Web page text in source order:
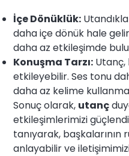
İçe Dönüklük:
daha içe dönük hale
daha az etkileşimde
Konuşma Tarzı: Utanç,
etkileyebilir. Ses tonu
daha az kelime
Sonuç olarak, utanç
etkileşimlerimizi
tanıyarak, başkalarının
anlayabilir ve